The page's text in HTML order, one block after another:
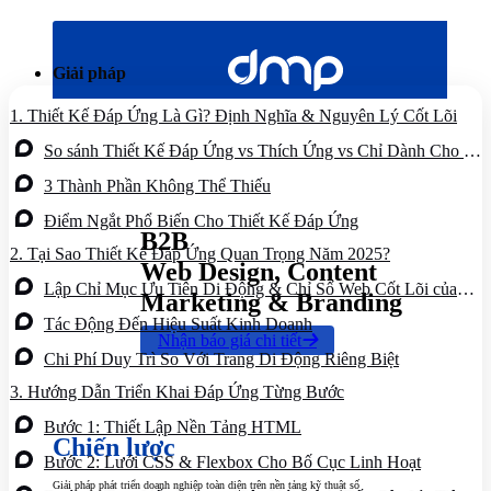
dung
Giải pháp
B2B
Web Design, Content
Marketing & Branding
Nhận báo giá chi tiết
Chiến lược
Giải pháp phát triển doanh nghiệp toàn diện trên nền tảng kỹ thuật số
1. Thiết Kế Đáp Ứng Là Gì? Định Nghĩa & Nguyên Lý Cốt Lõi
So sánh Thiết Kế Đáp Ứng vs Thích Ứng vs Chỉ Dành Cho Di
Động
3 Thành Phần Không Thể Thiếu
Điểm Ngắt Phổ Biến Cho Thiết Kế Đáp Ứng
2. Tại Sao Thiết Kế Đáp Ứng Quan Trọng Năm 2025?
Lập Chỉ Mục Ưu Tiên Di Động & Chỉ Số Web Cốt Lõi của
Google
Tác Động Đến Hiệu Suất Kinh Doanh
Chi Phí Duy Trì So Với Trang Di Động Riêng Biệt
3. Hướng Dẫn Triển Khai Đáp Ứng Từng Bước
Bước 1: Thiết Lập Nền Tảng HTML
Bước 2: Lưới CSS & Flexbox Cho Bố Cục Linh Hoạt